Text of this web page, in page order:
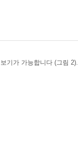
기가 가능합니다 (그림 2).